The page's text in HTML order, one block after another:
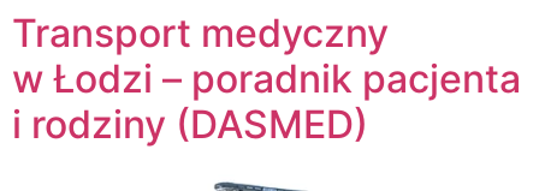
Transport medyczny
w Łodzi – poradnik pacjenta
i rodziny (DASMED)